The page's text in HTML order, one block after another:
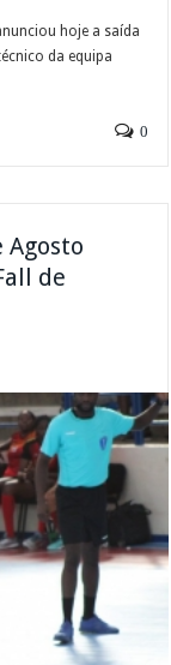
hoje a saída
da equipa
0
Agosto
de